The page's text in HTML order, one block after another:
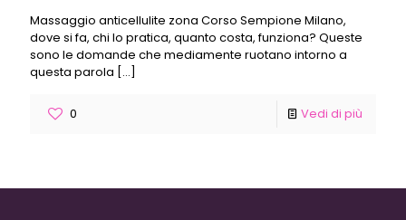
Massaggio anticellulite zona Corso Sempione Milano,
dove si fa, chi lo pratica, quanto costa, funziona? Queste
sono le domande che mediamente ruotano intorno a
questa parola […]
0 Vedi di più